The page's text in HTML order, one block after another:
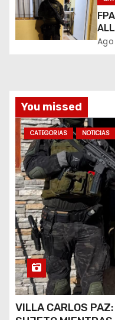
a
s
You missed
CATEGORIAS NOTICIAS
VILLA CARLOS